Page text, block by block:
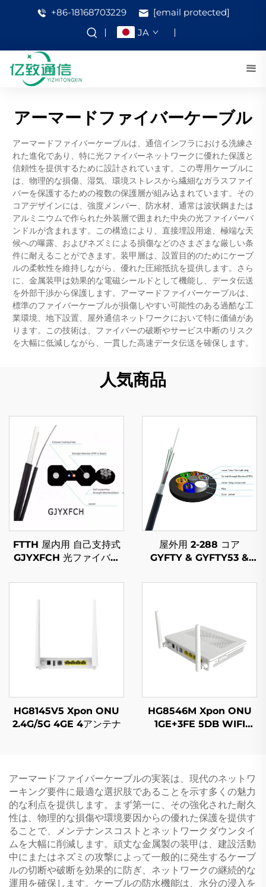
+86-18168703229
[email protected]
JA
アーマードファイバーケーブル
アーマードファイバーケーブルは、通信インフラにおける洗練さ
れた進化であり、特に光ファイバーネットワークに優れた保護と
信頼性を提供するために設計されています。この専用ケーブルに
は、物理的な損傷、湿気、環境ストレスから繊細なガラスファイ
バーを保護するための複数の保護層が組み込まれています。その
コアデザインには、強度メンバー、防水材、通常は波状鋼または
アルミニウムで作られた外装層で囲まれた中央の光ファイバーバ
ンドルが含まれます。この構造により、直接埋設用途、極端な天
候への曝露、およびネズミによる損傷などのさまざまな厳しい条
件に耐えることができます。装甲層は、設置目的のためにケーブ
ルの柔軟性を維持しながら、優れた圧縮抵抗を提供します。さら
に、金属装甲は効果的な電磁シールドとして機能し、データ伝送
を外部干渉から保護します。アーマードファイバーケーブルは、
標準のファイバーケーブルが損傷しやすい可能性のある過酷な工
業環境、地下設置、屋外通信ネットワークにおいて特に価値があ
ります。この技術は、ファイバーの破断やサービス中断のリスク
を大幅に低減しながら、一貫した高速データ伝送を確保します。
人気商品
FTTH 屋内用 自己支持式
GJYXFCH 光ファイバー
屋外用 2-288 コア
GYFTY & GYFTY53 &
ーブル
HG8145V5 Xpon ONU
2.4G/5G 4GE 4アンテナ
HG8546M Xpon ONU
1GE+3FE 5DB WIFI
アーマードファイバーケーブルの実装は、現代のネットワ
ーキング要件に最適な選択肢であることを示す多くの魅力
的な利点を提供します。まず第一に、その強化された耐久
性は、物理的な損傷や環境要因からの優れた保護を提供す
ることで、メンテナンスコストとネットワークダウンタイ
ムを大幅に削減します。頑丈な金属製の装甲は、建設活動
中にまたはネズミの攻撃によって一般的に発生するケーブ
ルの切断や破断を効果的に防ぎ、ネットワークの継続的な
運用を確保します。ケーブルの防水機能は、水分の浸入を